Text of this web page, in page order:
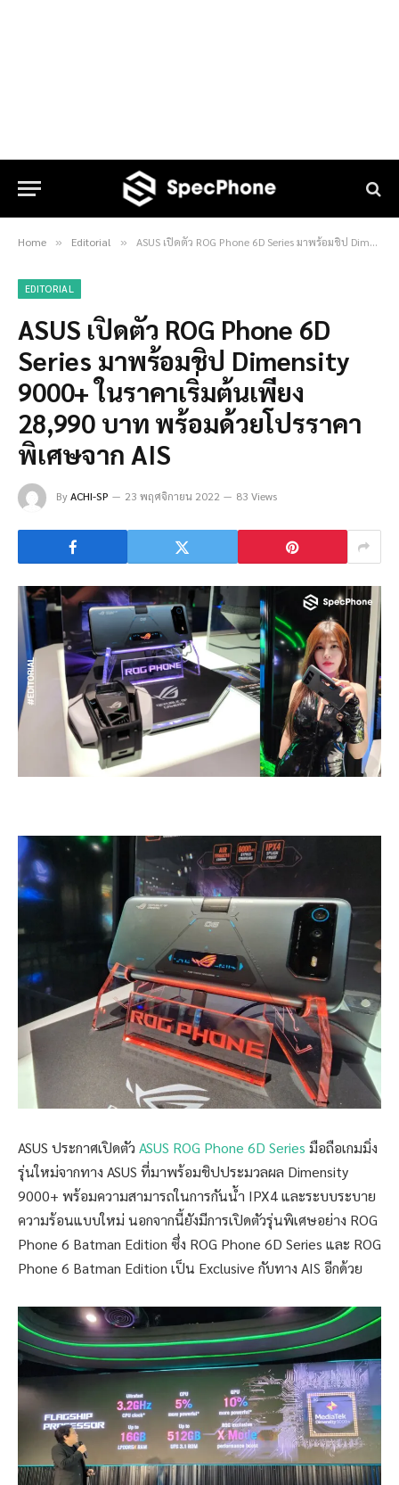
Home » Editorial » ASUS เปิดตัว ROG Phone 6D Series มาพร้อมชิป Dimensity 9000+ ในราคาเริ่มต้นเพียง 28,990 บาท พร้อมด้วยโปรราคาพิเศษจาก AIS
EDITORIAL
ASUS เปิดตัว ROG Phone 6D
Series มาพร้อมชิป Dimensity
9000+ ในราคาเริ่มต้นเพียง
28,990 บาท พร้อมด้วยโปรราคา
พิเศษจาก AIS
ByACHI-SP 23 พฤศจิกายน 2022 83 Views
ASUS ประกาศเปิดตัว ASUS ROG Phone 6D Series มือถือเกมมิ่ง
รุ่นใหม่จากทาง ASUS ที่มาพร้อมชิปประมวลผล Dimensity
9000+ พร้อมความสามารถในการกันน้ำ IPX4 และระบบระบาย
ความร้อนแบบใหม่ นอกจากนี้ยังมีการเปิดตัวรุ่นพิเศษอย่าง ROG
Phone 6 Batman Edition ซึ่ง ROG Phone 6D Series และ ROG
Phone 6 Batman Edition เป็น Exclusive กับทาง AIS อีกด้วย